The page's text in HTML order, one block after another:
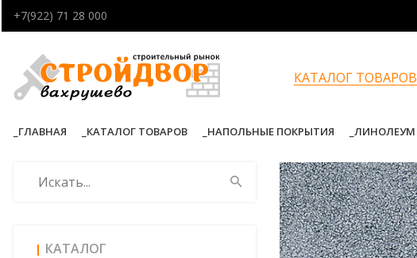
+7(922) 71 28 000
КАТАЛОГ ТОВАРОВ
ГЛАВНАЯ КАТАЛОГ ТОВАРОВ НАПОЛЬНЫЕ ПОКРЫТИЯ ЛИНОЛЕУМ
КАТАЛОГ